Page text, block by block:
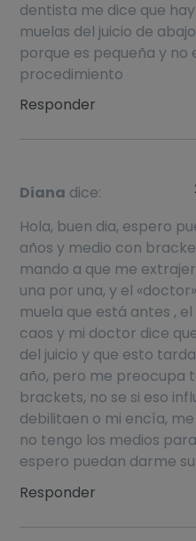
dentista me dice que
muelas del juicio de
porque es pequeña y no
procedimiento
Responder
Diana dice:
Hola, buen dia, espero
años y medio con
mando a que me
una por una, y el
muela que está antes ,
caos y mi doctor dice
del juicio y que esto
año, pero me preocupa
brackets, no se si eso
debilitaen o mi encía,
no tengo los medios
espero puedan darme
Responder